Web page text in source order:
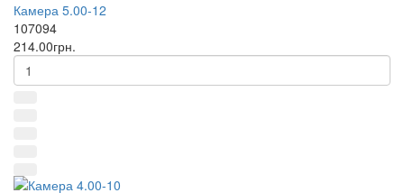
Камера 5.00-12
107094
214.00грн.